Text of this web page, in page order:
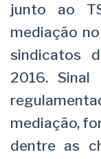
junto ao
mediação
sindicatos
2016.
mediação,
dentre as